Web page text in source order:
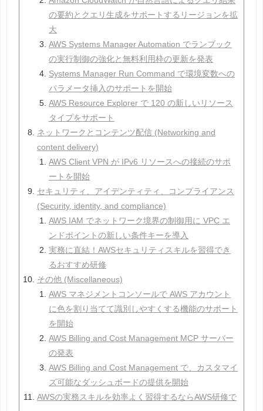
の要約とクエリ生成をサポートするリージョンを拡
大
AWS Systems Manager Automation でランブック
の実行制御の強化と無料利用枠の更新を発表
Systems Manager Run Command で環境変数への
パラメータ挿入のサポートを開始
AWS Resource Explorer で 120 の新しいリソース
タイプをサポート
ネットワークとコンテンツ配信 (Networking and
content delivery)
AWS Client VPN が IPv6 リソースへの接続のサポ
ートを開始
セキュリティ、アイデンティティ、コンプライアンス
(Security, identity, and compliance)
AWS IAM でネットワーク境界の制御用に VPC エ
ンドポイントの新しい条件キーを導入
実務に直結！AWSセキュリティスキルを習得でき
るおすすめ研修
その他 (Miscellaneous)
AWS マネジメントコンソールで AWS アカウント
に色を割り当てて識別しやすくする機能のサポート
を開始
AWS Billing and Cost Management MCP サーバー
の発表
AWS Billing and Cost Management で、カスタマイ
ズ可能なダッシュボードの提供を開始
AWSの実務スキルを効率よく習得するならAWS研修で